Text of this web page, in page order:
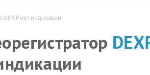
DEXP нет индикации